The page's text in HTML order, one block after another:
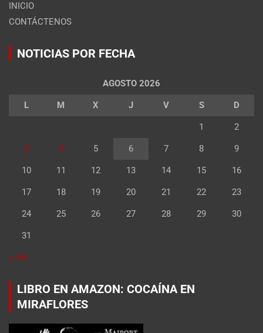
INICIO
CONTÁCTENOS
NOTICIAS POR FECHA
AGOSTO 2026
L M X J V S D
1 2
3 4 5 6 7 8 9
10 11 12 13 14 15 16
17 18 19 20 21 22 23
24 25 26 27 28 29 30
31
« Jul
LIBRO EN AMAZON: COCAÍNA EN
MIRAFLORES